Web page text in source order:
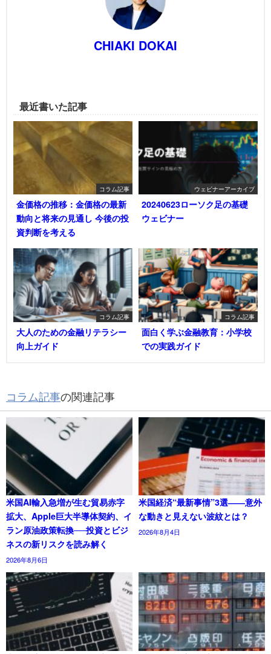
CHIAKI DOKAI
最近書いた記事
コラム記事
金価格の推移：金価格の最新
動向と将来の見通し 今後の投
資判断を考える
ウェビナーアーカイブ
20240623ローソク足の基礎
ウェビナー
コラム記事
大人のための金融リテラシー
向上ガイド
コラム記事
面白く学ぶ金融教育：小学校
での実践ガイド
コラム記事の関連記事
米国AI輸入急増が生む貿易赤字
拡大、Apple巨大半導体契約、イ
ラン原油政策転換──投資とビジ
ネスの新リスクを読み解く
2026年8月6日
米国経済“最新事情”3選――意外
な動きと見えない波紋とは？
2026年8月4日